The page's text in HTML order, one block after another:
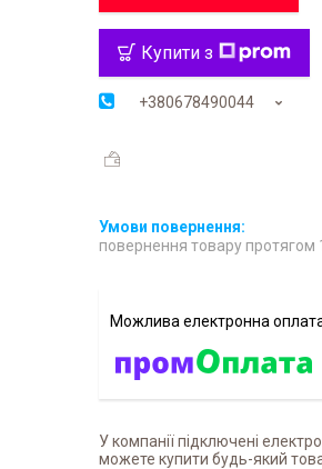
Купити з
+380678490044
повернення товару протягом
У компанії підключені
можете купити будь-який